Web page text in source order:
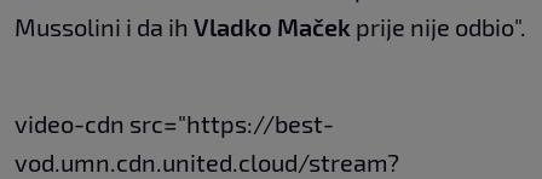
Mussolini i da ih Vladko Maček prije nije odbio".
video-cdn src="https://best-
vod.umn.cdn.united.cloud/stream?